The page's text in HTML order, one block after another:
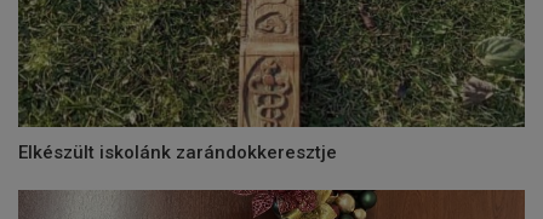
Elkészült iskolánk zarándokkeresztje